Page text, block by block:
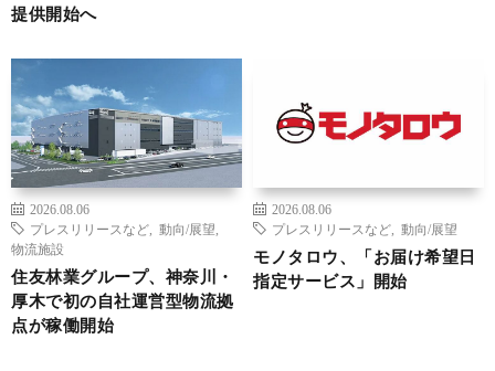
提供開始へ
2026.08.06
プレスリリースなど
動向/展望
物流施設
住友林業グループ、神奈川・
厚木で初の自社運営型物流拠
点が稼働開始
2026.08.06
プレスリリースなど
動向/展望
モノタロウ、「お届け希望日
指定サービス」開始